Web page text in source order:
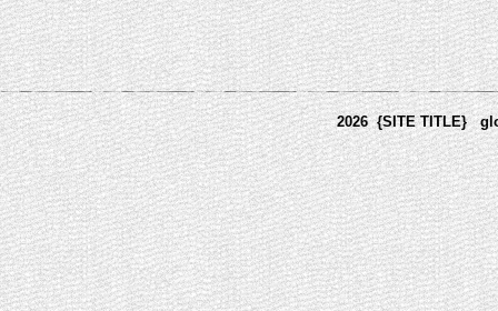
2026 {SITE TITLE}